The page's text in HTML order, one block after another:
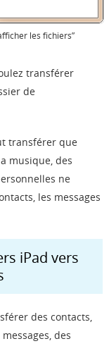
les fichiers”
transférer
de
transférer que
musique, des
ne
les messages
iPad vers
des contacts,
des